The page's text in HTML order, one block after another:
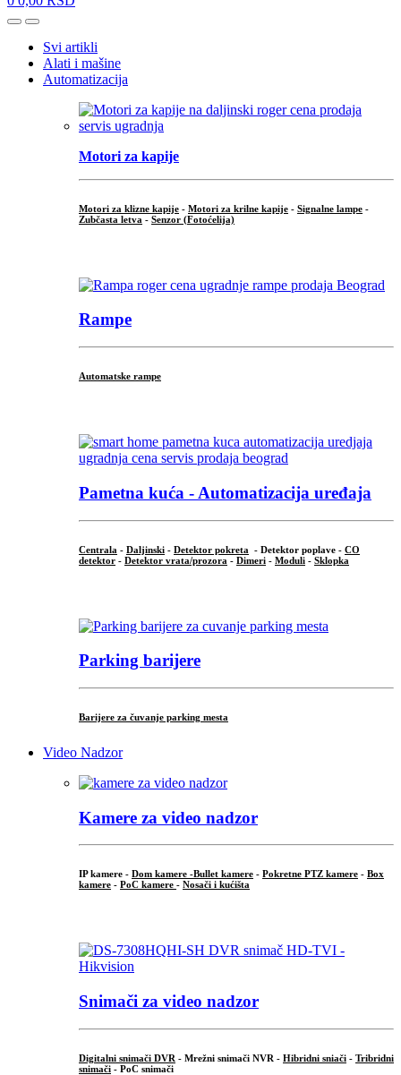
OpenClose
Svi artikli
Alati i mašine
Automatizacija
Motori za kapije
Motori za klizne kapije - Motori za krilne kapije - Signalne lampe -
Zubčasta letva - Senzor (Fotoćelija)
Rampe
Automatske rampe
Pametna kuća - Automatizacija uređaja
Centrala - Daljinski - Detektor pokreta - Detektor poplave - CO
detektor - Detektor vrata/prozora - Dimeri - Moduli - Sklopka
Parking barijere
Barijere za čuvanje parking mesta
Video Nadzor
Kamere za video nadzor
IP kamere - Dom kamere -Bullet kamere - Pokretne PTZ kamere - Box
kamere - PoC kamere - Nosači i kućišta
Snimači za video nadzor
Digitalni snimači DVR - Mrežni snimači NVR - Hibridni sniači - Tribridni
snimači - PoC snimači